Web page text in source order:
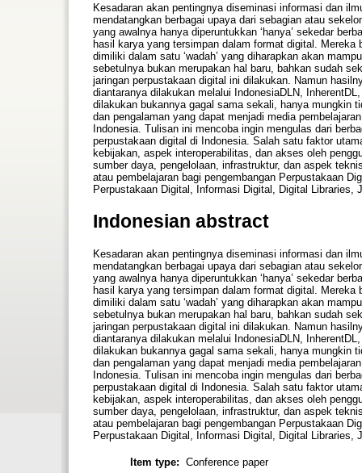
Kesadaran akan pentingnya diseminasi informasi dan
mendatangkan berbagai upaya dari sebagian atau
yang awalnya hanya diperuntukkan ‘hanya’ sekedar
hasil karya yang tersimpan dalam format digital. Mereka
dimiliki dalam satu ‘wadah’ yang diharapkan akan
sebetulnya bukan merupakan hal baru, bahkan sudah
jaringan perpustakaan digital ini dilakukan. Namun
diantaranya dilakukan melalui IndonesiaDLN,
dilakukan bukannya gagal sama sekali, hanya mungkin
dan pengalaman yang dapat menjadi media
Indonesia. Tulisan ini mencoba ingin mengulas dari
perpustakaan digital di Indonesia. Salah satu faktor
kebijakan, aspek interoperabilitas, dan akses oleh
sumber daya, pengelolaan, infrastruktur, dan aspek
atau pembelajaran bagi pengembangan Perpustakaan
Perpustakaan Digital, Informasi Digital, Digital
Indonesian abstract
Kesadaran akan pentingnya diseminasi informasi dan
mendatangkan berbagai upaya dari sebagian atau
yang awalnya hanya diperuntukkan ‘hanya’ sekedar
hasil karya yang tersimpan dalam format digital. Mereka
dimiliki dalam satu ‘wadah’ yang diharapkan akan
sebetulnya bukan merupakan hal baru, bahkan sudah
jaringan perpustakaan digital ini dilakukan. Namun
diantaranya dilakukan melalui IndonesiaDLN,
dilakukan bukannya gagal sama sekali, hanya mungkin
dan pengalaman yang dapat menjadi media
Indonesia. Tulisan ini mencoba ingin mengulas dari
perpustakaan digital di Indonesia. Salah satu faktor
kebijakan, aspek interoperabilitas, dan akses oleh
sumber daya, pengelolaan, infrastruktur, dan aspek
atau pembelajaran bagi pengembangan Perpustakaan
Perpustakaan Digital, Informasi Digital, Digital
Item type: Conference paper